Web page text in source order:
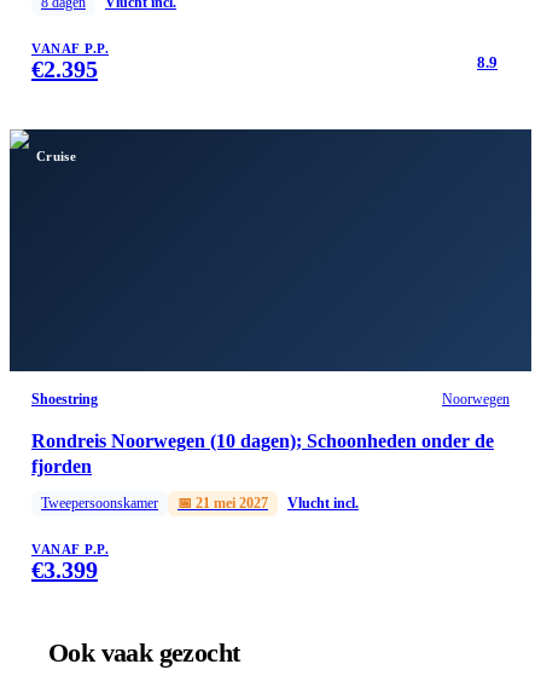
VANAF P.P.
€2.395 8.9
Cruise
Shoestring Noorwegen
Rondreis Noorwegen (10 dagen); Schoonheden onder de
fjorden
Tweepersoonskamer 📅 21 mei 2027 Vlucht incl.
VANAF P.P.
€3.399
Ook vaak gezocht